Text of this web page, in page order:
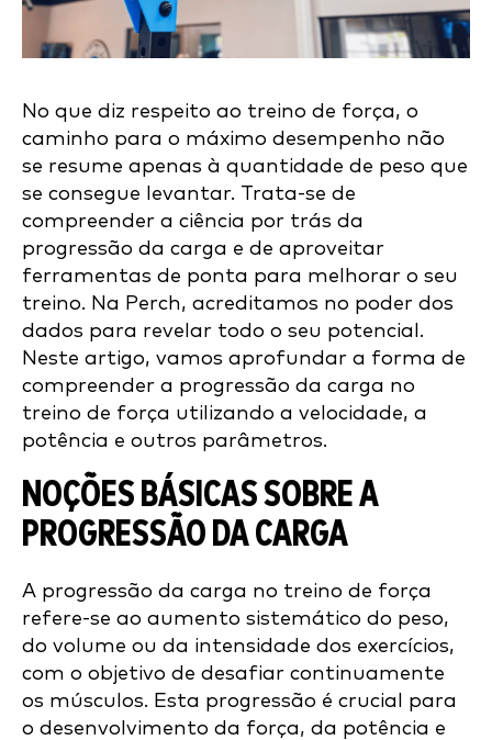
No que diz respeito ao treino de força, o
caminho para o máximo desempenho não
se resume apenas à quantidade de peso que
se consegue levantar. Trata-se de
compreender a ciência por trás da
progressão da carga e de aproveitar
ferramentas de ponta para melhorar o seu
treino. Na Perch, acreditamos no poder dos
dados para revelar todo o seu potencial.
Neste artigo, vamos aprofundar a forma de
compreender a progressão da carga no
treino de força utilizando a velocidade, a
potência e outros parâmetros.
NOÇÕES BÁSICAS SOBRE A
PROGRESSÃO DA CARGA
A progressão da carga no treino de força
refere-se ao aumento sistemático do peso,
do volume ou da intensidade dos exercícios,
com o objetivo de desafiar continuamente
os músculos. Esta progressão é crucial para
o desenvolvimento da força, da potência e